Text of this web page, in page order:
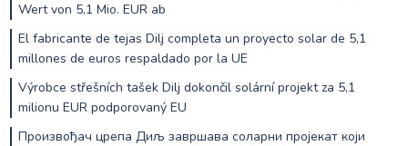
Wert von 5,1 Mio. EUR ab
El fabricante de tejas Dilj completa un proyecto solar de 5,1
millones de euros respaldado por la UE
Výrobce střešních tašek Dilj dokončil solární projekt za 5,1
milionu EUR podporovaný EU
Произвођач црепа Диљ завршава соларни пројекат који